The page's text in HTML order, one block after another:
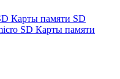
Карты памяти SD
Карты памяти